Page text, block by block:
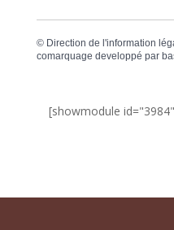
© Direction de l'information
comarquage developpé par
[showmodule